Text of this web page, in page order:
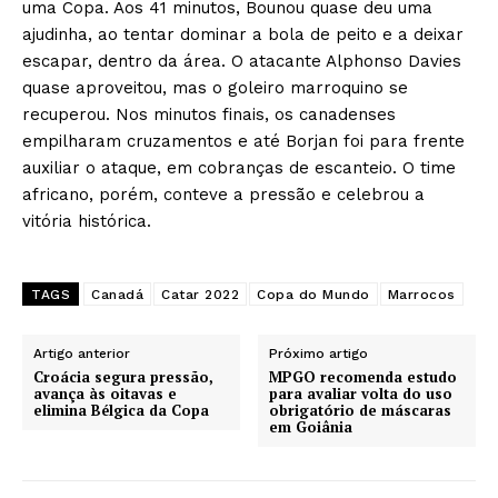
uma Copa. Aos 41 minutos, Bounou quase deu uma
ajudinha, ao tentar dominar a bola de peito e a deixar
escapar, dentro da área. O atacante Alphonso Davies
quase aproveitou, mas o goleiro marroquino se
recuperou. Nos minutos finais, os canadenses
empilharam cruzamentos e até Borjan foi para frente
auxiliar o ataque, em cobranças de escanteio. O time
africano, porém, conteve a pressão e celebrou a
vitória histórica.
TAGS Canadá Catar 2022 Copa do Mundo Marrocos
Artigo anterior
Croácia segura pressão,
avança às oitavas e
elimina Bélgica da Copa
Próximo artigo
MPGO recomenda estudo
para avaliar volta do uso
obrigatório de máscaras
em Goiânia